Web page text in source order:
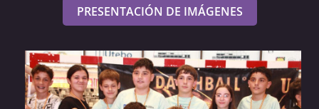
PRESENTACIÓN DE IMÁGENES